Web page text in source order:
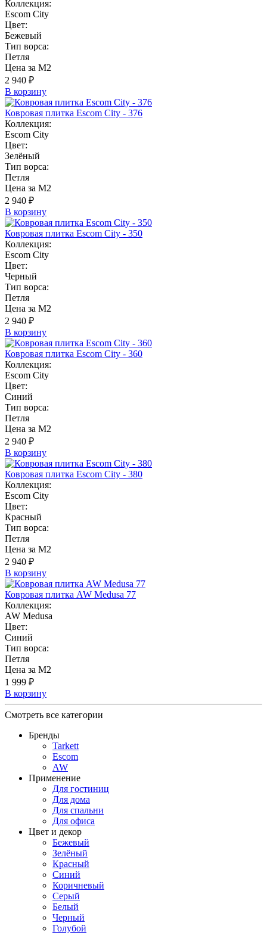
Коллекция:
Escom City
Цвет:
Бежевый
Тип ворса:
Петля
Цена за М2
2 940 ₽
В корзину
Ковровая плитка Escom City - 376
Коллекция:
Escom City
Цвет:
Зелёный
Тип ворса:
Петля
Цена за М2
2 940 ₽
В корзину
Ковровая плитка Escom City - 350
Коллекция:
Escom City
Цвет:
Черный
Тип ворса:
Петля
Цена за М2
2 940 ₽
В корзину
Ковровая плитка Escom City - 360
Коллекция:
Escom City
Цвет:
Синий
Тип ворса:
Петля
Цена за М2
2 940 ₽
В корзину
Ковровая плитка Escom City - 380
Коллекция:
Escom City
Цвет:
Красный
Тип ворса:
Петля
Цена за М2
2 940 ₽
В корзину
Ковровая плитка AW Medusa 77
Коллекция:
AW Medusa
Цвет:
Синий
Тип ворса:
Петля
Цена за М2
1 999 ₽
В корзину
Смотреть все категории
Бренды
Tarkett
Escom
AW
Применение
Для гостиниц
Для дома
Для спальни
Для офиса
Цвет и декор
Бежевый
Зелёный
Красный
Синий
Коричневый
Серый
Белый
Черный
Голубой